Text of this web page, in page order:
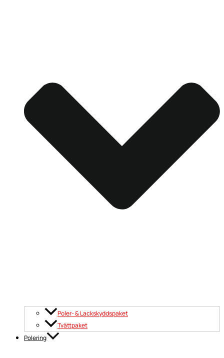
Poler- & Lackskyddspaket
Tvättpaket
Polering